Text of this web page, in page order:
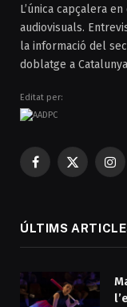
L’única capçalera
audiovisuals.
la informació del
doblatge a
Editat per:
Facebook
X
ÚLTIMS